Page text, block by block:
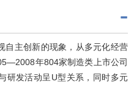
自主创新的现象，从多元化经营
年804家制造类上市公司
研发活动呈U型关系，同时多元